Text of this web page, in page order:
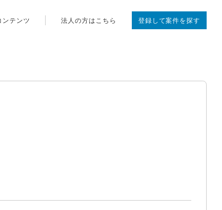
ンテンツ 法人の方はこちら 登録して案件を探す